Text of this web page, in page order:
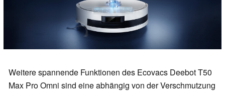
Weitere spannende Funktionen des Ecovacs Deebot T50
Max Pro Omni sind eine abhängig von der Verschmutzung